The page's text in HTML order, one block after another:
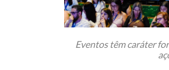
Eventos têm caráter